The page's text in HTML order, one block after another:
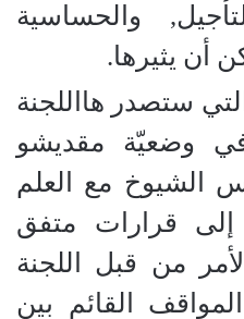
والحساسية
أن يثيرها.
ستصدر هااللجنة
في وضعيّة مقديشو
الشيوخ مع العلم
إلى قرارات متفق
من قبل اللجنة
القائم بين